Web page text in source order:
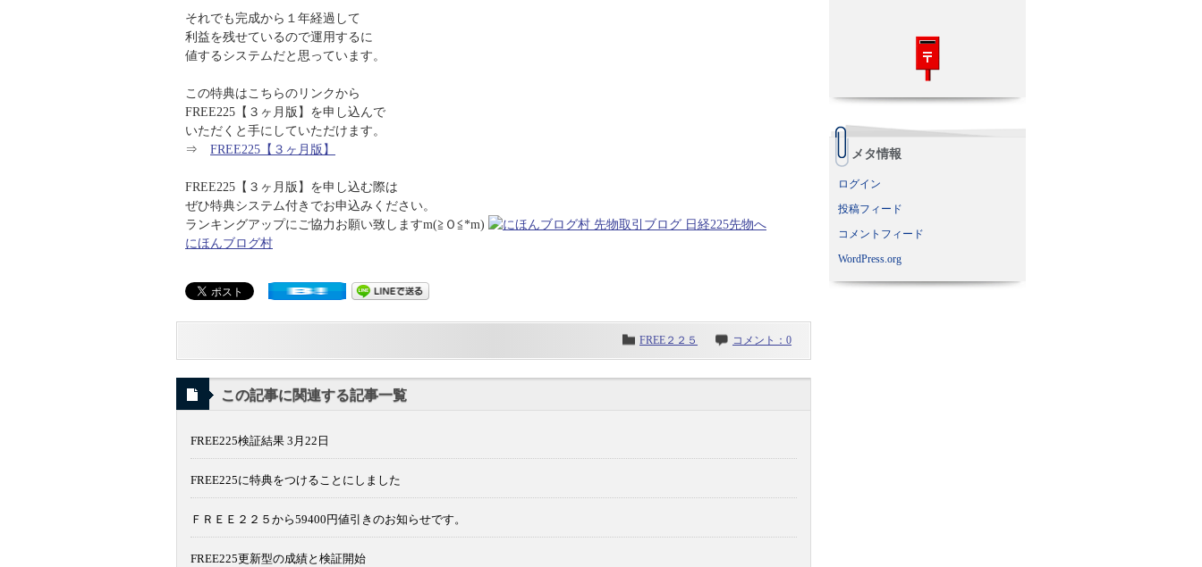
それでも完成から１年経過して
利益を残せているので運用するに
値するシステムだと思っています。
この特典はこちらのリンクから
FREE225【３ヶ月版】を申し込んで
いただくと手にしていただけます。
⇒ FREE225【３ヶ月版】
FREE225【３ヶ月版】を申し込む際は
ぜひ特典システム付きでお申込みください。
ランキングアップにご協力お願い致しますm(≧Ｏ≦*m)
にほんブログ村
FREE２２５ コメント：0
この記事に関連する記事一覧
FREE225検証結果 3月22日
FREE225に特典をつけることにしました
ＦＲＥＥ２２５から59400円値引きのお知らせです。
FREE225更新型の成績と検証開始
メタ情報
ログイン
投稿フィード
コメントフィード
WordPress.org